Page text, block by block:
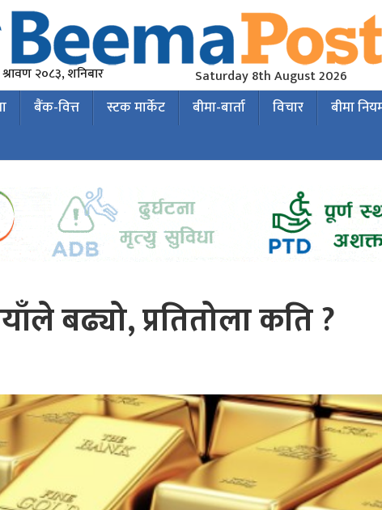
२०८३, शनिबार Saturday 8th August 2026
बैंक-वित्त स्टक मार्केट बीमा-बार्ता विचार बीमा
बढ्यो, प्रतितोला कति ?